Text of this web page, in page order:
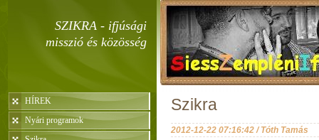
SZIKRA - ifjúsági
misszió és közösség
HÍREK
Nyári programok
Szikra
2012-12-22 07:16:42 / Tóth Tamás